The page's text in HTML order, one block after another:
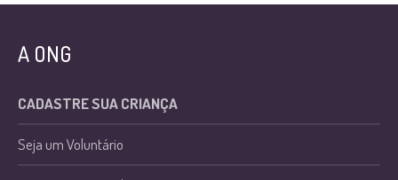
A ONG
CADASTRE SUA CRIANÇA
Seja um Voluntário